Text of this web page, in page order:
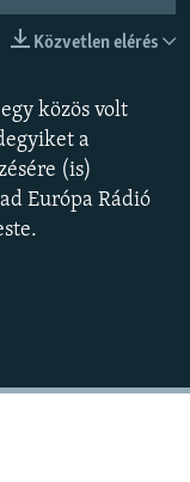
Közvetlen elérés
közös volt
a
(is)
Európa Rádió